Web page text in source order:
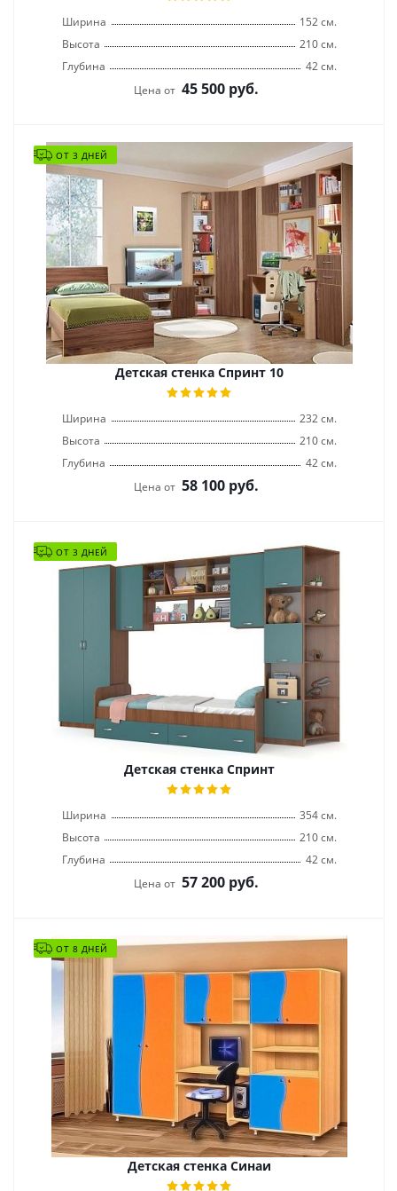
Ширина
152 см.
Высота
210 см.
Глубина
42 см.
Цена от 45 500 руб.
ОТ 3 ДНЕЙ
Детская стенка Спринт 10
Ширина
232 см.
Высота
210 см.
Глубина
42 см.
Цена от 58 100 руб.
ОТ 3 ДНЕЙ
Детская стенка Спринт
Ширина
354 см.
Высота
210 см.
Глубина
42 см.
Цена от 57 200 руб.
ОТ 8 ДНЕЙ
Детская стенка Синаи